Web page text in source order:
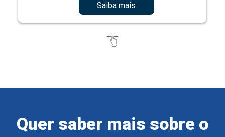
Saiba mais
Quer saber mais sobre o